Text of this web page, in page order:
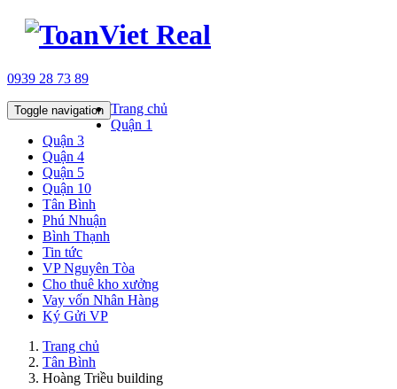
0939 28 73 89
Toggle navigation Trang chủ
Quận 1
Quận 3
Quận 4
Quận 5
Quận 10
Tân Bình
Phú Nhuận
Bình Thạnh
Tin tức
VP Nguyên Tòa
Cho thuê kho xưởng
Vay vốn Nhân Hàng
Ký Gửi VP
Trang chủ
Tân Bình
Hoàng Triều building